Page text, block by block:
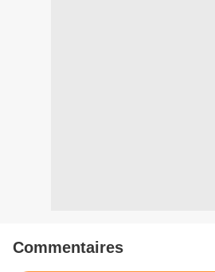
Commentaires